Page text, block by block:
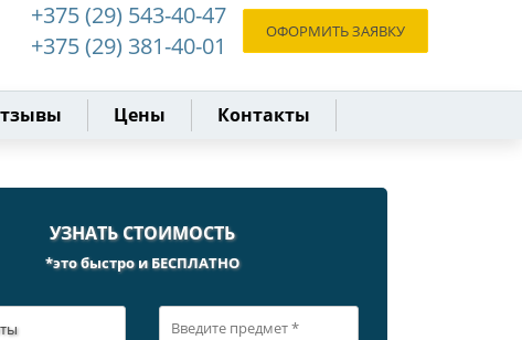
+375 (29) 543-40-47
+375 (29) 381-40-01
ОФОРМИТЬ ЗАЯВКУ
Цены Контакты
УЗНАТЬ СТОИМОСТЬ
*это быстро и БЕСПЛАТНО